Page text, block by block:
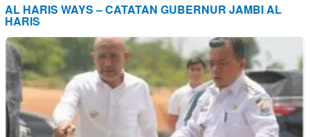
AL HARIS WAYS – CATATAN GUBERNUR JAMBI AL
HARIS